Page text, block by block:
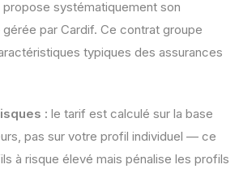
propose systématiquement son
par Cardif. Ce contrat groupe
typiques des assurances
: le tarif est calculé sur la base
pas sur votre profil individuel — ce
à risque élevé mais pénalise les profils